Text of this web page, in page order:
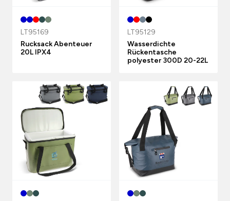
LT95169
Rucksack Abenteuer
20L IPX4
LT95129
Wasserdichte
Rückentasche
polyester 300D 20-22L